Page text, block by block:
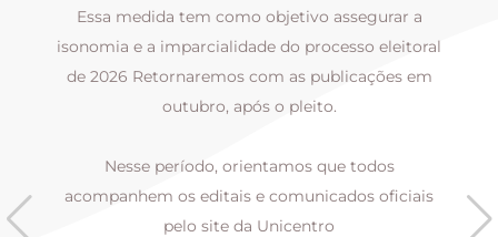
Essa medida tem como objetivo assegurar a
isonomia e a imparcialidade do processo eleitoral
de 2026 Retornaremos com as publicações em
outubro, após o pleito.
Nesse período, orientamos que todos
acompanhem os editais e comunicados oficiais
pelo site da Unicentro